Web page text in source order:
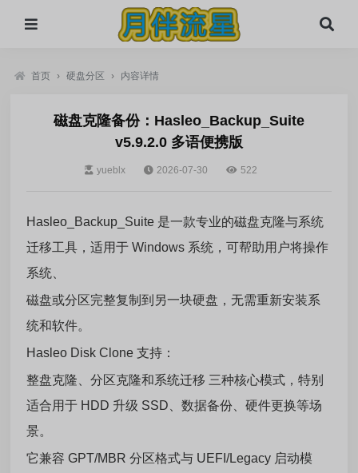
首页 › 硬盘分区 › 内容详情
磁盘克隆备份：Hasleo_Backup_Suite
v5.9.2.0 多语便携版
yueblx 2026-07-30 522
Hasleo_Backup_Suite 是一款专业的磁盘克隆与系统
迁移工具，适用于 Windows 系统，可帮助用户将操作
系统、
磁盘或分区完整复制到另一块硬盘，无需重新安装系
统和软件。
Hasleo Disk Clone 支持：
整盘克隆、分区克隆和系统迁移 三种核心模式，特别
适合用于 HDD 升级 SSD、数据备份、硬件更换等场
景。
它兼容 GPT/MBR 分区格式与 UEFI/Legacy 启动模